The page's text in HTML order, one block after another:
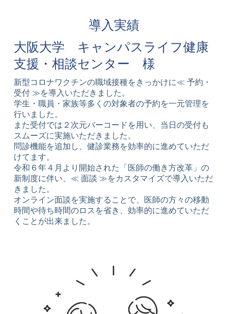
導入実績
大阪大学 キャンパスライフ健康
支援・相談センター 様
新型コロナワクチンの職域接種をきっかけに≪ 予約・
受付 ≫を導入いただきました。
学生・職員・家族等多くの対象者の予約を一元管理を
行いました。
また受付では２次元バーコードを用い、当日の受付も
スムーズに実施いただきました。
問診機能を追加し、健診業務を効率的に進めていただ
けてます。
令和６年４月より開始された「医師の働き方改革」の
新制度に伴い、≪ 面談 ≫をカスタマイズで導入いただ
きました。
オンライン面談を実施することで、医師の方々の移動
時間や待ち時間のロスを省き、効率的に進めていただ
くことが出来ました。